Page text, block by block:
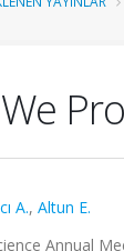
A., Altun E.
Annual